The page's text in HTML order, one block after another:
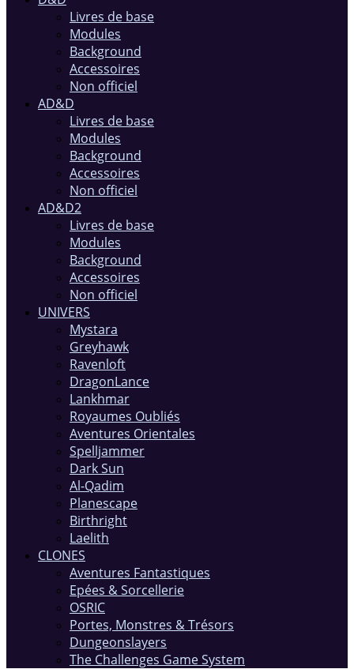
Livres de base
Modules
Background
Accessoires
Non officiel
AD&D
Livres de base
Modules
Background
Accessoires
Non officiel
AD&D2
Livres de base
Modules
Background
Accessoires
Non officiel
UNIVERS
Mystara
Greyhawk
Ravenloft
DragonLance
Lankhmar
Royaumes Oubliés
Aventures Orientales
Spelljammer
Dark Sun
Al-Qadim
Planescape
Birthright
Laelith
CLONES
Aventures Fantastiques
Epées & Sorcellerie
OSRIC
Portes, Monstres & Trésors
Dungeonslayers
The Challenges Game System